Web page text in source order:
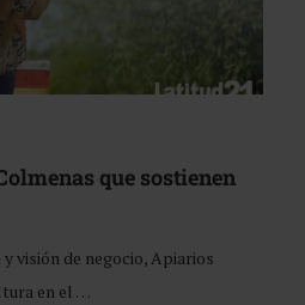
que sostienen
visión de negocio, Apiarios
en el …